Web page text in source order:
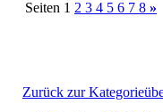
Seiten 1 2 3 4 5 6 7 8 »
Zurück zur